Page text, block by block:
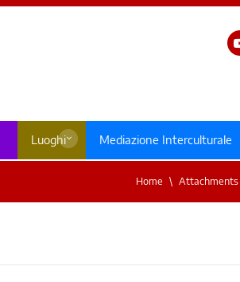
Luoghi Mediazione Interculturale
Home Attachments